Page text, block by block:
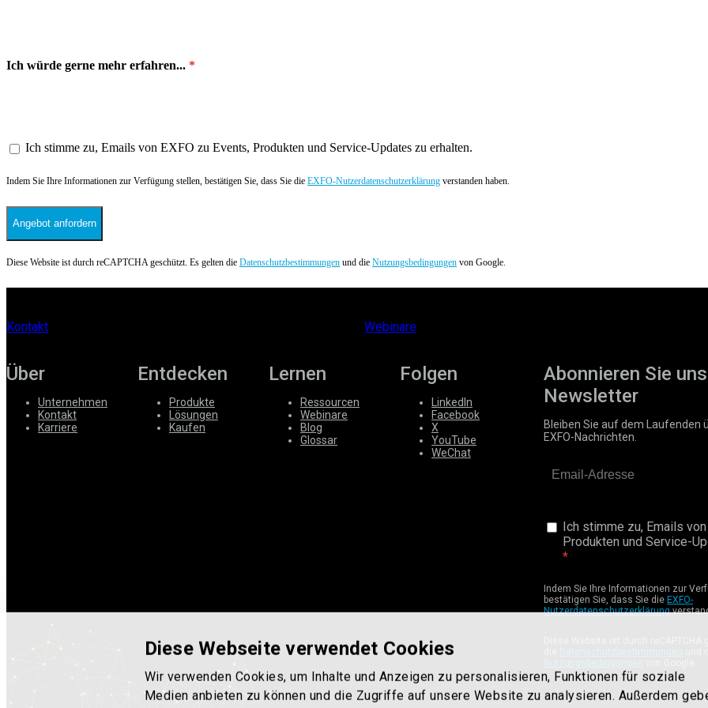
Diese Webseite verwendet Cookies
Wir verwenden Cookies, um Inhalte und Anzeigen zu personalisieren, Funktionen für soziale
Medien anbieten zu können und die Zugriffe auf unsere Website zu analysieren. Außerdem
Ich würde gerne mehr erfahren...
Ich stimme zu, Emails von EXFO zu Events, Produkten und Service-Updates zu erhalten.
Indem Sie Ihre Informationen zur Verfügung stellen, bestätigen Sie, dass Sie die EXFO-Nutzerdatenschutzerklärung verstanden haben.
Angebot anfordern
Diese Website ist durch reCAPTCHA geschützt. Es gelten die Datenschutzbestimmungen und die Nutzungsbedingungen von Google.
Kontakt Webinare
Über
Unternehmen
Kontakt
Karriere
Entdecken
Produkte
Lösungen
Kaufen
Lernen
Ressourcen
Webinare
Blog
Glossar
Folgen
LinkedIn
Facebook
X
YouTube
WeChat
Abonnieren Sie
Newsletter
Bleiben Sie auf dem Laufenden
EXFO-Nachrichten.
Ich stimme zu, Emails
Produkten und Service-
Indem Sie Ihre Informationen zur
bestätigen Sie, dass Sie die EXFO-
Nutzerdatenschutzerklärung